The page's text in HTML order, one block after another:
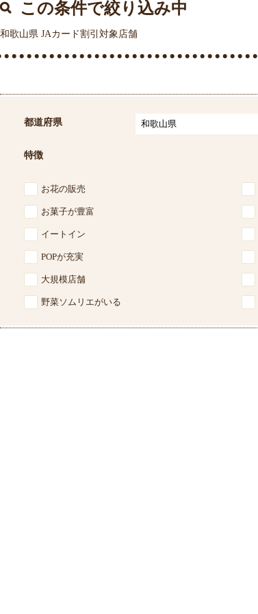
この条件で絞り込み中
和歌山県 JAカード割引対象店舗
都道府県
特徴
お花の販売
お菓子が豊富
イートイン
POPが充実
大規模店舗
野菜ソムリエがいる